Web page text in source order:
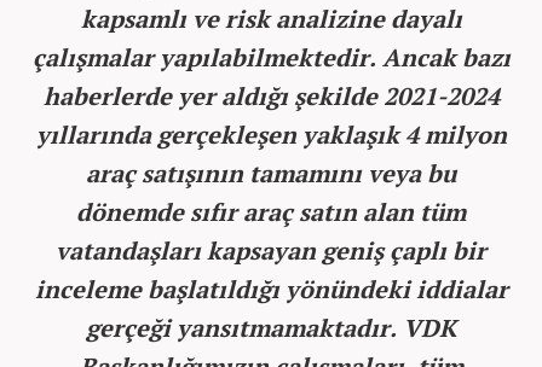
kapsamlı ve risk analizine dayalı
çalışmalar yapılabilmektedir. Ancak bazı
haberlerde yer aldığı şekilde 2021-2024
yıllarında gerçekleşen yaklaşık 4 milyon
araç satışının tamamını veya bu
dönemde sıfır araç satın alan tüm
vatandaşları kapsayan geniş çaplı bir
inceleme başlatıldığı yönündeki iddialar
gerçeği yansıtmamaktadır. VDK